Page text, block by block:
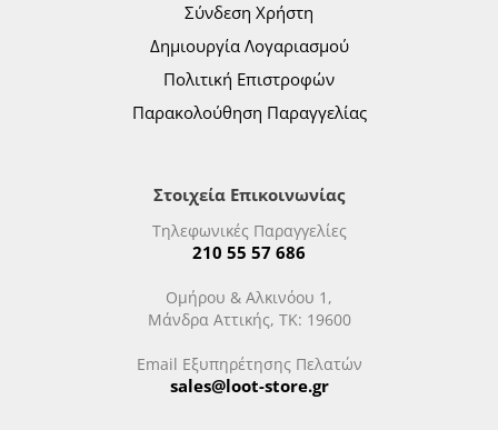
Σύνδεση Χρήστη
Δημιουργία Λογαριασμού
Πολιτική Επιστροφών
Παρακολούθηση Παραγγελίας
Στοιχεία Επικοινωνίας
Τηλεφωνικές Παραγγελίες
210 55 57 686
Ομήρου & Αλκινόου 1,
Μάνδρα Αττικής, ΤΚ: 19600
Email Εξυπηρέτησης Πελατών
sales@loot-store.gr